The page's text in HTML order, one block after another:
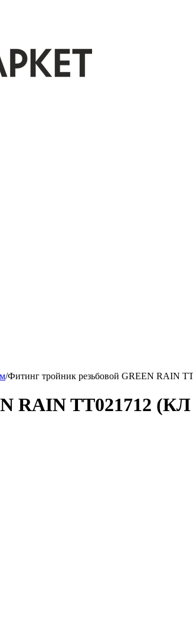
/Фитинг тройник резьбовой GREEN RAIN
RAIN TT021712